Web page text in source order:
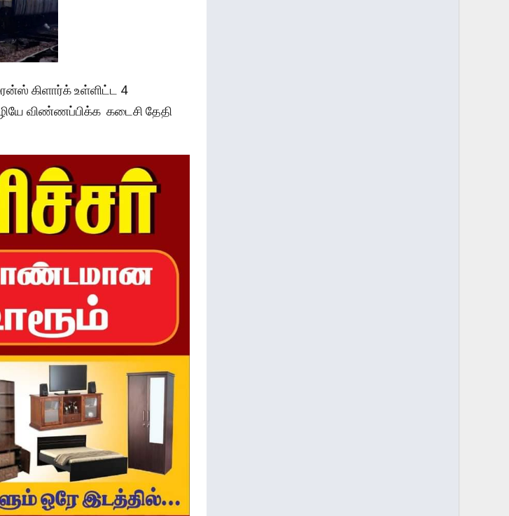
கிளார்க் உள்ளிட்ட 4
விண்ணப்பிக்க கடைசி தேதி